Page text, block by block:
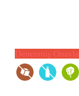
Denenmiş